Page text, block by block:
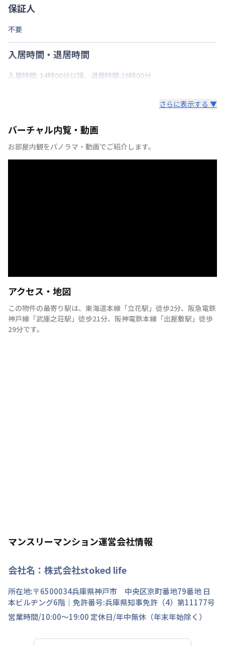
保証人
不要
入居時間・退居時間
入居時間: 14時00分以降、退居時間:16時00分
さらに表示する ▼
バーチャル内覧・動画
お部屋内観をパノラマ・動画でご紹介します。
アクセス・地図
この物件の最寄り駅は、 東海道本線 「立花駅 」 徒歩2分、 阪急電鉄
神戸線 「武庫之荘駅 」 徒歩21分、 阪神電鉄本線 「出屋敷駅 」 徒歩
29分です。
マンスリーマンション運営会社情報
会社名： 株式会社stoked life
所在地:〒6500034兵庫県神戸市 中央区京町番地79番地 日
本ビルヂング6階 ｜免許番号:兵庫県知事免許（4）第11177号
営業時間/10:00～19:00 定休日/年中無休（年末年始除く）